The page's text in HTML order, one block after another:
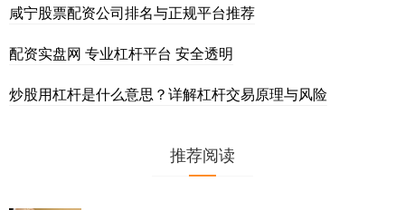
咸宁股票配资公司排名与正规平台推荐
配资实盘网 专业杠杆平台 安全透明
炒股用杠杆是什么意思？详解杠杆交易原理与风险
推荐阅读